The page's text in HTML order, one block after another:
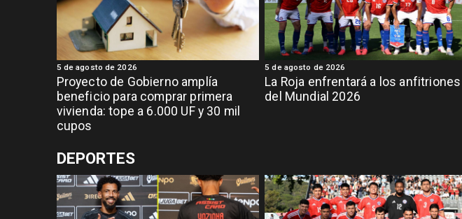
Proyecto de Gobierno amplía
beneficio para comprar primera
vivienda: tope a 6.000 UF y 30 mil
cupos
5 de agosto de 2026
La Roja enfrentará a los anfitriones
del Mundial 2026
5 de agosto de 2026
DEPORTES